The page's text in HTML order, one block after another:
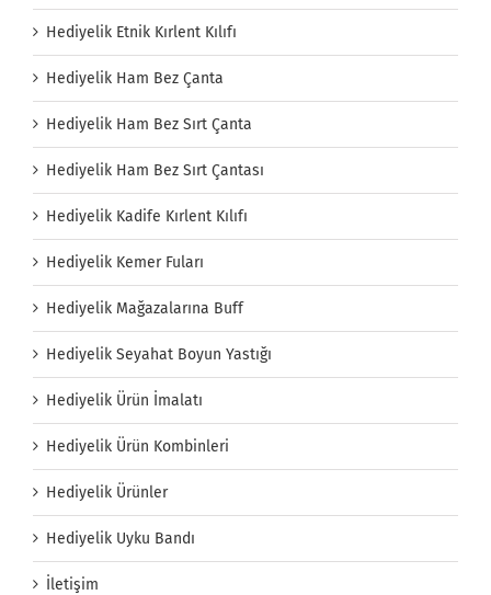
Hediyelik Etnik Kırlent Kılıfı
Hediyelik Ham Bez Çanta
Hediyelik Ham Bez Sırt Çanta
Hediyelik Ham Bez Sırt Çantası
Hediyelik Kadife Kırlent Kılıfı
Hediyelik Kemer Fuları
Hediyelik Mağazalarına Buff
Hediyelik Seyahat Boyun Yastığı
Hediyelik Ürün İmalatı
Hediyelik Ürün Kombinleri
Hediyelik Ürünler
Hediyelik Uyku Bandı
İletişim